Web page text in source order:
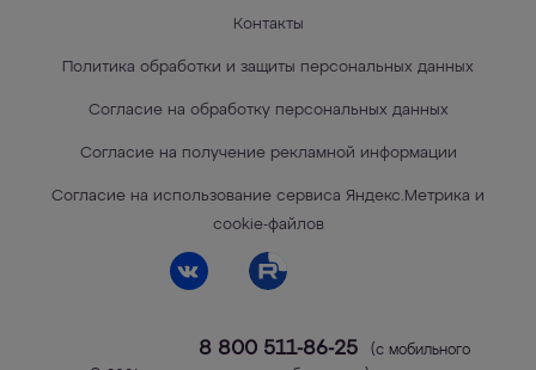
Контакты
Политика обработки и защиты персональных данных
Согласие на обработку персональных данных
Согласие на получение рекламной информации
Согласие на использование сервиса Яндекс.Метрика и
cookie-файлов
8 800 511-86-25
(с мобильного